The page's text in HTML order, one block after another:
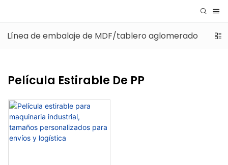
Línea de embalaje de MDF/tablero aglomerado
Película Estirable De PP